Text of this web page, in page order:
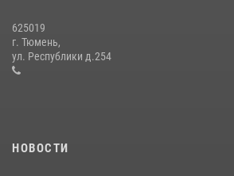
Сотрудники тюменского СОБР "Сова"
десантирования на Урале
16 июля 2026, 10:42
625019
г. Тюмень,
ул. Республики д.254
НОВОСТИ